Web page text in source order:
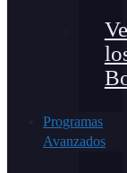
Programas
Avanzados